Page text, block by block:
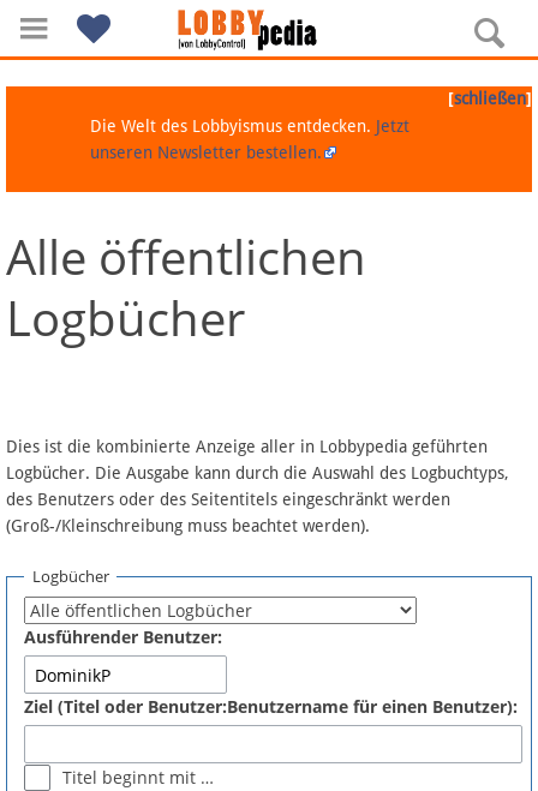
Navigation
Über Lobbypedia
Artikel nach Kategorien
FAQ
Fördermitglied werden
Fehler melden
[schließen]
Die Welt des Lobbyismus entdecken. Jetzt
unseren Newsletter bestellen.
Alle öffentlichen
Logbücher
Dies ist die kombinierte Anzeige aller in Lobbypedia geführten
Logbücher. Die Ausgabe kann durch die Auswahl des Logbuchtyps,
des Benutzers oder des Seitentitels eingeschränkt werden
(Groß-/Kleinschreibung muss beachtet werden).
Logbücher
Ausführender Benutzer:
Ziel (Titel oder Benutzer:Benutzername für einen Benutzer):
Titel beginnt mit …